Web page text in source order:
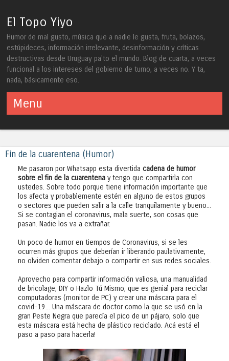
El Topo Yiyo
Humor de mal gusto, música que a nadie le gusta, fruta, bolazos,
estúpideces, información irrelevante, desinformación y críticas
destructivas desde Uruguay pa'to el mundo. Blog de cuarta, a veces
funcional a los intereses del gobierno de turno, a veces no. Y ta,
nada, básicamente eso.
Menu
Fin de la cuarentena (Humor)
Me pasaron por Whatsapp esta divertida cadena de humor
sobre el fin de la cuarentena y tengo que compartirla con
ustedes. Sobre todo porque tiene información importante que
los afecta y probablemente estén en alguno de estos grupos
o sectores que pueden salir a la calle tranquilamente y bueno...
Si se contagian el coronavirus, mala suerte, son cosas que
pasan. Nadie los va a extrañar.
Un poco de humor en tiempos de Coronavirus, si se les
ocurren más grupos que deberían ir liberando paulativamente,
no olviden comentar debajo o compartir en sus redes sociales.
Aprovecho para compartir información valiosa, una manualidad
de bricolage, DIY o Hazlo Tú Mismo, que es genial para reciclar
computadoras (monitor de PC) y crear una máscara para el
covid-19... Una máscara de doctor como la que se usó en la
gran Peste Negra que parecía el pico de un pájaro, solo que
esta máscara está hecha de plástico reciclado. Acá está el
paso a paso para hacerla!